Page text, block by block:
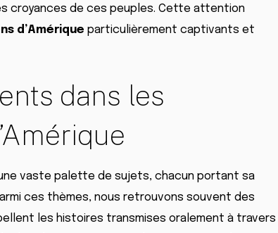
croyances de ces peuples. Cette attention
d’Amérique particulièrement captivants et
dans les
vaste palette de sujets, chacun portant sa
ces thèmes, nous retrouvons souvent des
les histoires transmises oralement à travers